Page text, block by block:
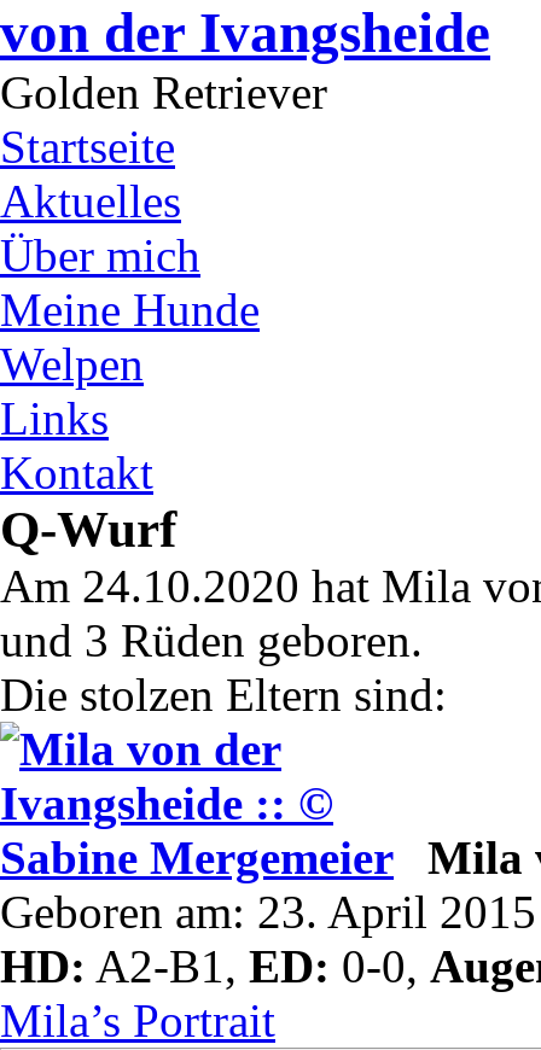
von der Ivangsheide
Golden Retriever
Startseite
Aktuelles
Über mich
Meine Hunde
Welpen
Links
Kontakt
Q-Wurf
Am 24.10.2020 hat Mila
und 3 Rüden geboren.
Die stolzen Eltern sind:
Mila
Geboren am: 23. April 2015
HD: A2-B1, ED: 0-0,
Mila’s Portrait